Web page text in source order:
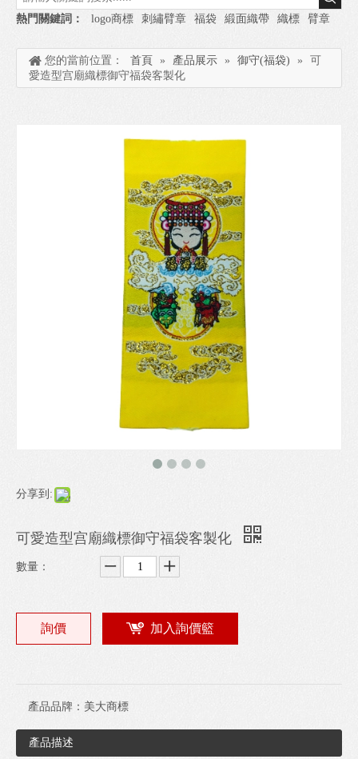
熱門關鍵詞： logo商標 刺繡臂章 福袋 緞面織帶 織標 臂章
您的當前位置： 首頁 » 產品展示 » 御守(福袋) »
可
愛造型宫廟織標御守福袋客製化
分享到:
可愛造型宫廟織標御守福袋客製化
數量：
詢價 加入詢價籃
產品品牌： 美大商標
產品描述